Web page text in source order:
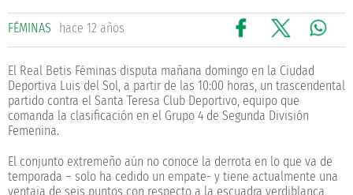
FÉMINAS hace 12 años
El Real Betis Féminas disputa mañana domingo en la Ciudad
Deportiva Luis del Sol, a partir de las 10:00 horas, un trascendental
partido contra el Santa Teresa Club Deportivo, equipo que
comanda la clasificación en el Grupo 4 de Segunda División
Femenina.
El conjunto extremeño aún no conoce la derrota en lo que va de
temporada – solo ha cedido un empate- y tiene actualmente una
ventaja de seis puntos con respecto a la escuadra verdiblanca,